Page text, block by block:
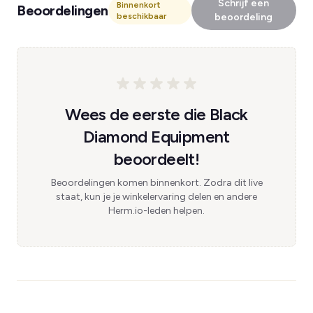
Beoordelingen
Binnenkort
beschikbaar
Schrijf een
beoordeling
Wees de eerste die Black
Diamond Equipment
beoordeelt!
Beoordelingen komen binnenkort. Zodra dit live
staat, kun je je winkelervaring delen en andere
Herm.io-leden helpen.